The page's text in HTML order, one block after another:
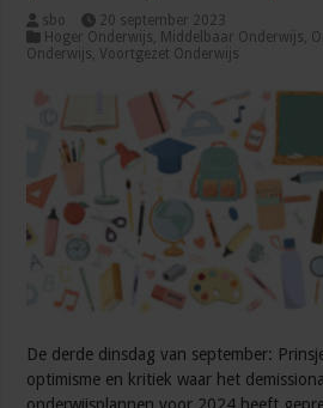
sbo
20 september 2023
Hoger Onderwijs Middelbaar Onderwijs
Onderwijs ,Voortgezet Onderwijs
De derde dinsdag van september:
optimisme en kritiek waar het